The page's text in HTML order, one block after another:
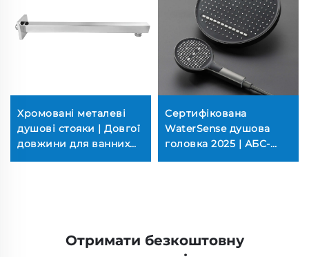
Хромовані металеві
душові стояки | Довгої
довжини для ванних
кімнат (пряма поставка
Сертифікована
WaterSense душова
головка 2025 | АБС-
пластик із хромовим
Отримати безкоштовну